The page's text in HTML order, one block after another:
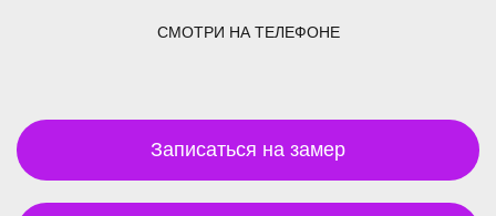
СМОТРИ НА ТЕЛЕФОНЕ
Записаться на замер